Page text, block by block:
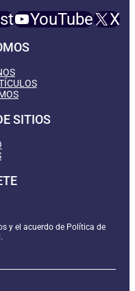
YouTube X
SITIOS
y el acuerdo de Política de